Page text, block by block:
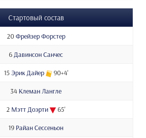
Стартовый состав
20 Фрейзер Форстер
6Давинсон Санчес
15 Эрик Дайер 90+4'
34 Клеман Лангле
2 Мэтт Доэрти 65'
19 Райан Сессеньон